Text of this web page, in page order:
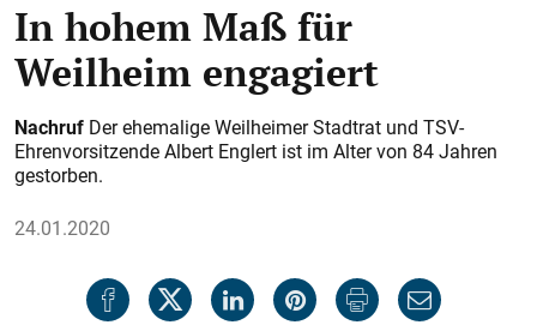
In hohem Maß für
Weilheim engagiert
Nachruf Der ehemalige Weilheimer Stadtrat und TSV-
Ehrenvorsitzende Albert Englert ist im Alter von 84 Jahren
gestorben.
24.01.2020